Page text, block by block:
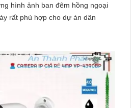
hình ảnh ban đêm hồng ngoại